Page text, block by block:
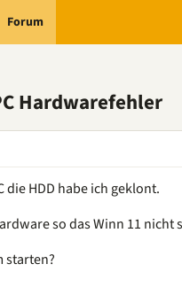
Forum
Hardwarefehler
HDD habe ich geklont.
so das Winn 11 nicht
starten?